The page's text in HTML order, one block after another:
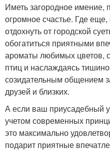
Иметь загородное имение,
огромное счастье. Где
отдохнуть от городской
обогатиться приятными
ароматы любимых цветов,
птиц и наслаждаясь
созидательным общением
друзей и близких.
А если ваш приусадебный
учетом современных
это максимально
подарит приятные